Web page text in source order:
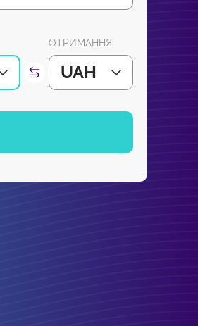
ОТРИМАННЯ:
UAH